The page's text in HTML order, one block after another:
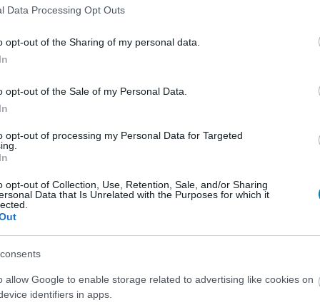
Data Processing Opt Outs
opt-out of the Sharing of my personal data.
opt-out of the Sale of my Personal Data.
opt-out of processing my Personal Data for Targeted
opt-out of Collection, Use, Retention, Sale, and/or Sharing
Data that Is Unrelated with the Purposes for which it
allow Google to enable storage related to advertising like cookies on
identifiers in apps.
képregényekhez képest.
is nagyobb bukás lehet az
az elveszett királyság
alapján csúfos kudarcra számíthat az utolsó DCEU-
hogy a rossz kritikák nem állítják
vágyókat
és kígyók balladája kétszer annyi embert